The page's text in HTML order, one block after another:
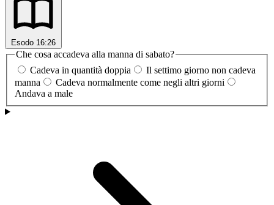
Esodo 16:26
Che cosa accadeva alla manna di sabato?
Cadeva in quantità doppia
Il settimo giorno non cadeva
manna
Cadeva normalmente come negli altri giorni
Andava a male